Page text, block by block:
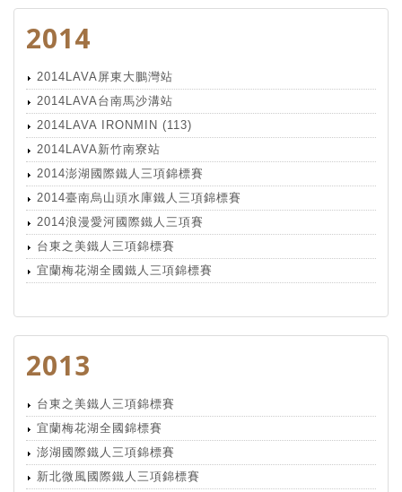
2014
2014LAVA屏東大鵬灣站
2014LAVA台南馬沙溝站
2014LAVA IRONMIN (113)
2014LAVA新竹南寮站
2014澎湖國際鐵人三項錦標賽
2014臺南烏山頭水庫鐵人三項錦標賽
2014浪漫愛河國際鐵人三項賽
台東之美鐵人三項錦標賽
宜蘭梅花湖全國鐵人三項錦標賽
2013
台東之美鐵人三項錦標賽
宜蘭梅花湖全國錦標賽
澎湖國際鐵人三項錦標賽
新北微風國際鐵人三項錦標賽